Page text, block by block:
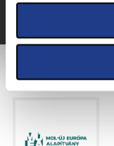
FŐTÁMOGATÓNK